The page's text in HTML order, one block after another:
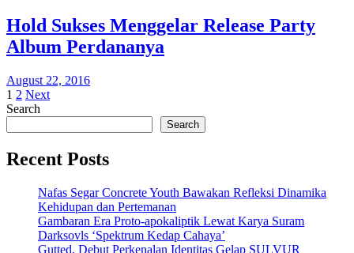
Hold Sukses Menggelar Release Party
Album Perdananya
August 22, 2016
Posts
pagination
1 2 Next
Search
Search
Recent Posts
Nafas Segar Concrete Youth Bawakan Refleksi Dinamika
Kehidupan dan Pertemanan
Gambaran Era Proto-apokaliptik Lewat Karya Suram
Darksovls ‘Spektrum Kedap Cahaya’
Gutted, Debut Perkenalan Identitas Gelap SULVUR